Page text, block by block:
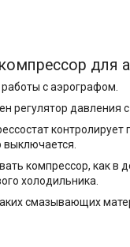
для
с аэрографом.
регулятор
выключается.
компрессор, как в
холодильника.
смазывающих